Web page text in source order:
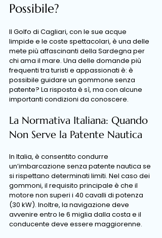
Possibile?
Il Golfo di Cagliari, con le sue acque
limpide e le coste spettacolari, è una delle
mete più affascinanti della Sardegna per
chi ama il mare. Una delle domande più
frequenti tra turisti e appassionati è: è
possibile guidare un gommone senza
patente? La risposta è sì, ma con alcune
importanti condizioni da conoscere.
La Normativa Italiana: Quando
Non Serve la Patente Nautica
In Italia, è consentito condurre
un’imbarcazione senza patente nautica se
si rispettano determinati limiti. Nel caso dei
gommoni, il requisito principale è che il
motore non superi i 40 cavalli di potenza
(30 kW). Inoltre, la navigazione deve
avvenire entro le 6 miglia dalla costa e il
conducente deve essere maggiorenne.